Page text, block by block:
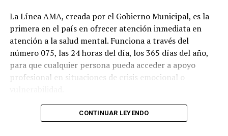
Por su parte, Mario Salazar destacó el trabajo técnico y
jurídico que permitió solventar las observaciones del
Instituto Electoral para garantizar la validez del
registro de las candidaturas comunes. “Estamos listos
para arrancar. Tenemos una fórmula fuerte, con perfiles
honestos y profesionales que sabrán gobernar bien. Lo
señaló. Asimismo, recordó que esta alianza fue referente
nacional por su efectividad en frenar el avance de
La Línea AMA, creada por el Gobierno Municipal, es la
primera en el país en ofrecer atención inmediata en
atención a la salud mental. Funciona a través del
número 075, las 24 horas del día, los 365 días del año,
para que cualquier persona pueda acceder a apoyo
profesional en situaciones de crisis emocional o
Carlos Valles, jefe del departamento de Atención
Telefónica en Crisis del Instituto Municipal para el
CONTINUAR LEYENDO